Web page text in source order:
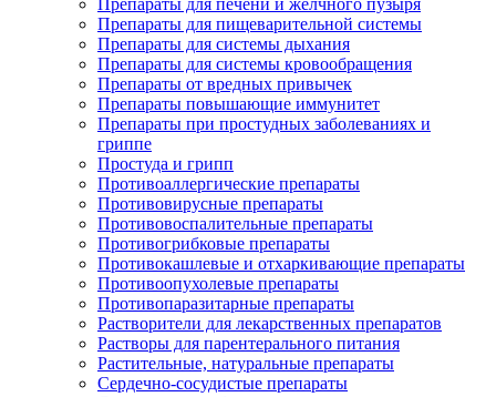
Препараты для печени и желчного пузыря
Препараты для пищеварительной системы
Препараты для системы дыхания
Препараты для системы кровообращения
Препараты от вредных привычек
Препараты повышающие иммунитет
Препараты при простудных заболеваниях и
гриппе
Простуда и грипп
Противоаллергические препараты
Противовирусные препараты
Противовоспалительные препараты
Противогрибковые препараты
Противокашлевые и отхаркивающие препараты
Противоопухолевые препараты
Противопаразитарные препараты
Растворители для лекарственных препаратов
Растворы для парентерального питания
Растительные, натуральные препараты
Сердечно-сосудистые препараты